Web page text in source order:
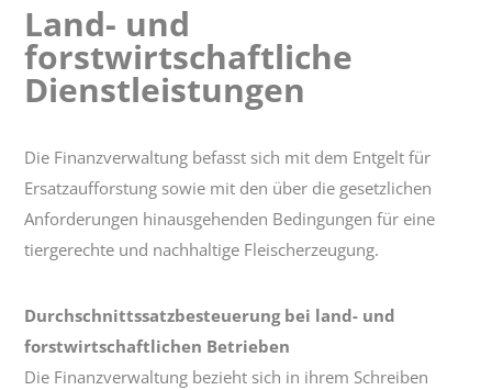
und
forstwirtschaftliche
Dienstleistungen
Land- und
forstwirtschaftliche
Dienstleistungen
Die Finanzverwaltung befasst sich mit dem Entgelt für
Ersatzaufforstung sowie mit den über die gesetzlichen
Anforderungen hinausgehenden Bedingungen für eine
tiergerechte und nachhaltige Fleischerzeugung.
Durchschnittssatzbesteuerung bei land- und
forstwirtschaftlichen Betrieben
Die Finanzverwaltung bezieht sich in ihrem Schreiben